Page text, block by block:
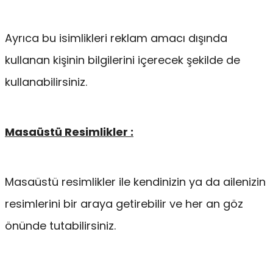
Ayrıca bu isimlikleri reklam amacı dışında
kullanan kişinin bilgilerini içerecek şekilde de
kullanabilirsiniz.
Masaüstü Resimlikler :
Masaüstü resimlikler ile kendinizin ya da ailenizin
resimlerini bir araya getirebilir ve her an göz
önünde tutabilirsiniz.